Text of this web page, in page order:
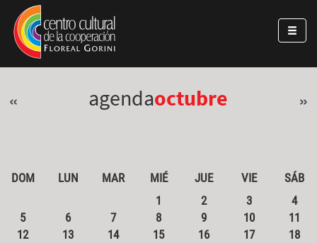
Pasar al contenido principal
Jump to main content
« agendaoctubre »
DOM LUN MAR MIÉ JUE VIE
SÁB
1
2 3
4
5
6 7 8 9 10
11
12
13 14 15 16 17
18